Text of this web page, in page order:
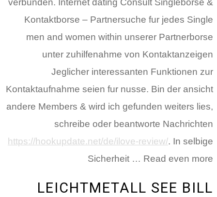
verbunden. Internet dating Consult Singleborse &
Kontaktborse – Partnersuche fur jedes Single
men and women within unserer Partnerborse
unter zuhilfenahme von Kontaktanzeigen
Jeglicher interessanten Funktionen zur
Kontaktaufnahme seien fur nusse. Bin der ansicht
andere Members & wird ich gefunden weiters lies,
schreibe oder beantworte Nachrichten
https://hookupdate.net/de/ilove-review/. In selbige
Sicherheit … Read even more
LEICHTMETALL SEE BILL